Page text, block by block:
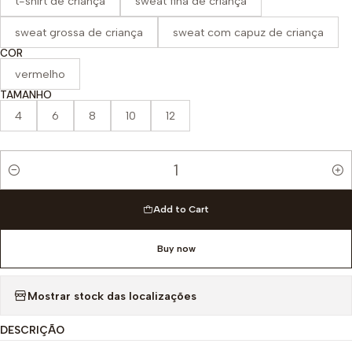
sweat grossa de criança sweat com capuz de criança
COR
vermelho
TAMANHO
4 6 8 10 12
Quantity
Add to Cart
Buy now
Mostrar stock das localizações
DESCRIÇÃO